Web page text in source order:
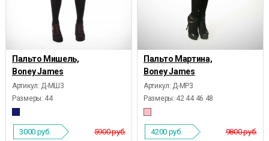
Пальто Мишель,
Boney James
Артикул: Д-МШ3
Размеры: 44
5900 руб.
3000 руб.
Пальто Мартина,
Boney James
Артикул: Д-МР3
Размеры: 42 44 46 48
9800 руб.
4200 руб.